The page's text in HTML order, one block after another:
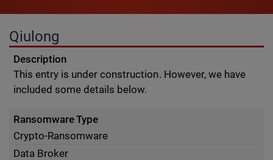
Qiulong
Description
This entry is under construction. However, we have
included some details below.
Ransomware Type
Crypto-Ransomware
Data Broker